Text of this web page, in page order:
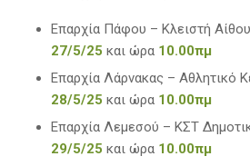
Επαρχία Πάφου – Κλειστή
27/5/25 και ώρα 10.00πμ
Επαρχία Λάρνακας – Αθλητικό
28/5/25 και ώρα 10.00πμ
Επαρχία Λεμεσού – ΚΣΤ
29/5/25 και ώρα 10.00πμ